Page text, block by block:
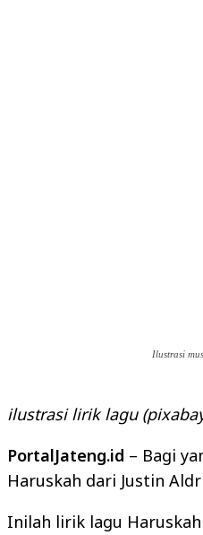
Ilustrasi
ilustrasi lirik lagu
PortalJateng.id – Bagi
Haruskah dari Justin
Inilah lirik lagu